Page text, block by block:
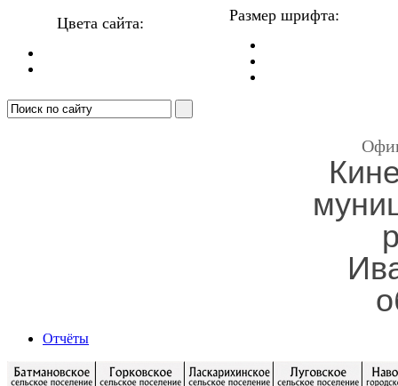
Цвета сайта: Размер шрифта:
Отчёты